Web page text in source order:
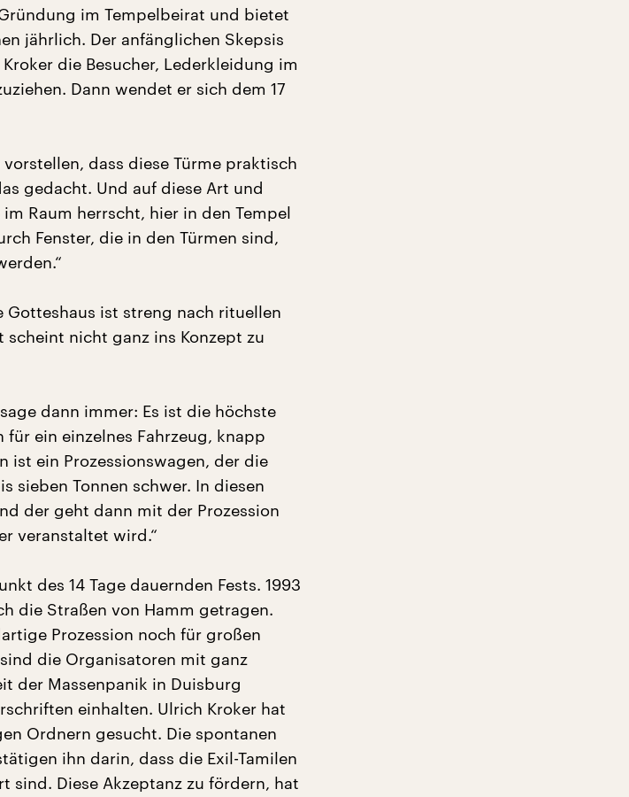
im Tempelbeirat und bietet
jährlich. Der anfänglichen Skepsis
die Besucher, Lederkleidung im
Dann wendet er sich dem 17
dass diese Türme praktisch
gedacht. Und auf diese Art und
Raum herrscht, hier in den Tempel
Fenster, die in den Türmen sind,
Gotteshaus ist streng nach rituellen
nicht ganz ins Konzept zu
dann immer: Es ist die höchste
ein einzelnes Fahrzeug, knapp
ist ein Prozessionswagen, der die
sieben Tonnen schwer. In diesen
der geht dann mit der Prozession
veranstaltet wird.“
des 14 Tage dauernden Fests. 1993
die Straßen von Hamm getragen.
Prozession noch für großen
die Organisatoren mit ganz
der Massenpanik in Duisburg
einhalten. Ulrich Kroker hat
Ordnern gesucht. Die spontanen
ihn darin, dass die Exil-Tamilen
sind. Diese Akzeptanz zu fördern, hat